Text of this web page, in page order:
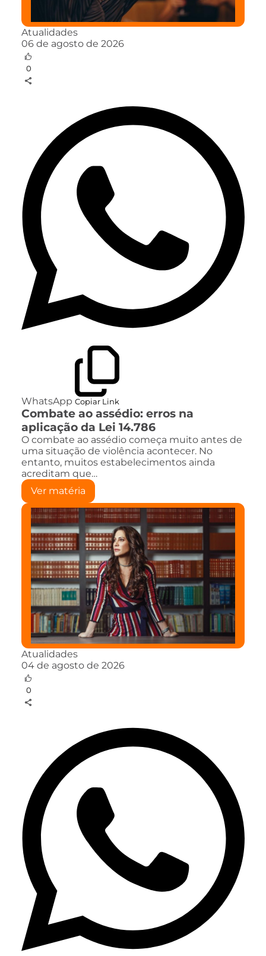
Atualidades
06 de agosto de 2026
0
WhatsApp Copiar Link
Combate ao assédio: erros na
aplicação da Lei 14.786
O combate ao assédio começa muito antes de
uma situação de violência acontecer. No
entanto, muitos estabelecimentos ainda
acreditam que…
Ver matéria
Atualidades
04 de agosto de 2026
0